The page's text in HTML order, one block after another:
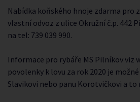
Nabídka koňského hnoje zdarma pro
vlastní odvoz z ulice Okružní č.p. 442
na tel: 739 039 990.
Informace pro rybáře MS Pilníkov viz
povolenky k lovu za rok 2020 je
Slavikovi nebo panu Korotvičkovi a to